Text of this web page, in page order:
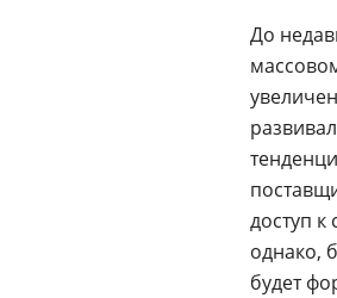
До
доступ
однако,
будет